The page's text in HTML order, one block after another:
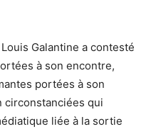
Galantine a contesté
à son encontre,
portées à son
circonstanciées qui
liée à la sortie